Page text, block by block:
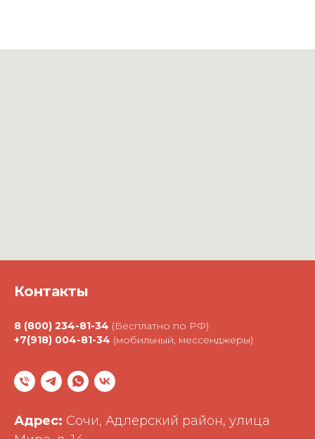
Контакты
8 (800) 234-81-34 (Бесплатно по РФ)
+7(918) 004-81-34 (мобильный, мессенджеры)
Адрес: Сочи, Адлерский район, улица